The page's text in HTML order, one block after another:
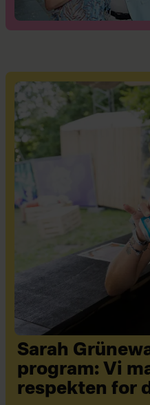
Sarah
program: Vi
respekten for